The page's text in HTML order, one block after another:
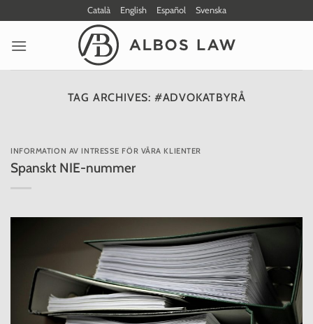
to
content
Català English Español Svenska
TAG ARCHIVES: #ADVOKATBYRÅ
INFORMATION AV INTRESSE FÖR VÅRA KLIENTER
Spanskt NIE-nummer